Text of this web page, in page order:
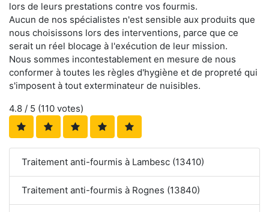
lors de leurs prestations contre vos fourmis.
Aucun de nos spécialistes n'est sensible aux produits que
nous choisissons lors des interventions, parce que ce
serait un réel blocage à l'exécution de leur mission.
Nous sommes incontestablement en mesure de nous
conformer à toutes les règles d'hygiène et de propreté qui
s'imposent à tout exterminateur de nuisibles.
4.8 / 5 (110 votes)
Traitement anti-fourmis à Lambesc (13410)
Traitement anti-fourmis à Rognes (13840)